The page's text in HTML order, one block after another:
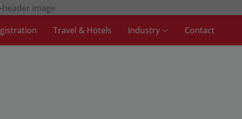
Travel & Hotels Industry Contact